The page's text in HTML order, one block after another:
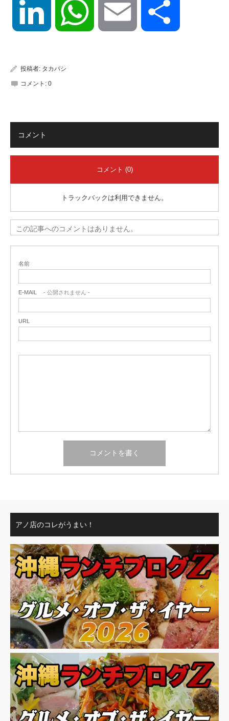
LinkedIn WhatsApp Email
投稿者: タカバシ
コメント: 0
コメント
コメント (0)
トラックバックは利用できません。
この記事へのコメントはありません。
名前
E-MAIL - 公開されません -
URL
アノ店のコレがうまい！